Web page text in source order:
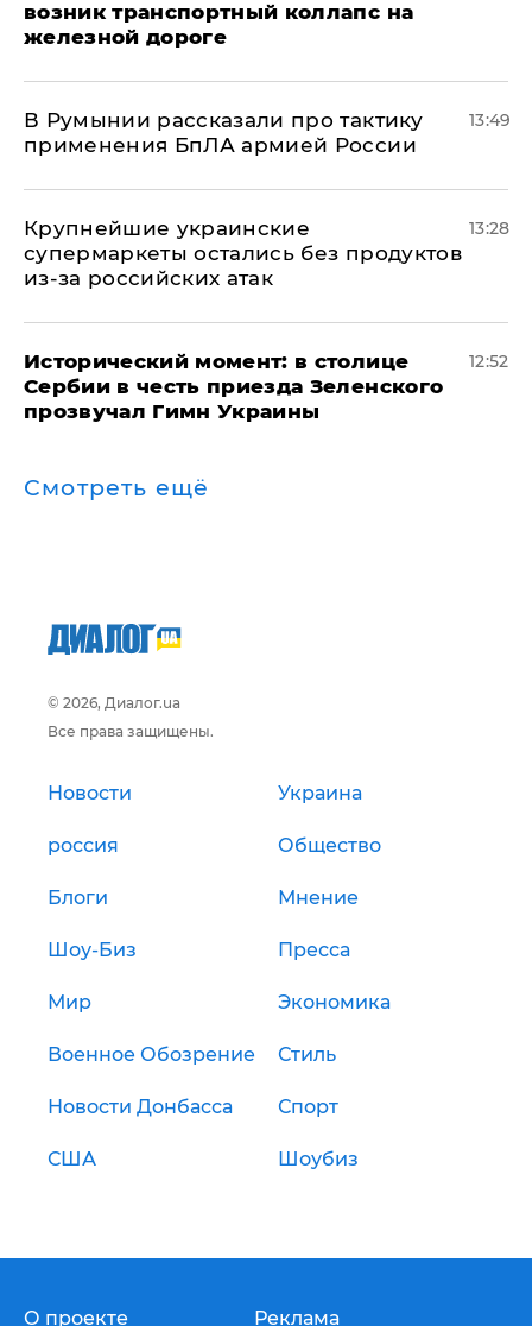
возник транспортный коллапс на
железной дороге
В Румынии рассказали про тактику
применения БпЛА армией России
13:49
Крупнейшие украинские
супермаркеты остались без продуктов
из-за российских атак
13:28
Исторический момент: в столице
Сербии в честь приезда Зеленского
прозвучал Гимн Украины
12:52
Смотреть ещё
© 2026, Диалог.ua
Все права защищены.
Новости Украина
россия Общество
Блоги Мнение
Шоу-Биз Пресса
Мир Экономика
Военное Обозрение Стиль
Новости Донбасса Спорт
США Шоубиз
О проекте Реклама